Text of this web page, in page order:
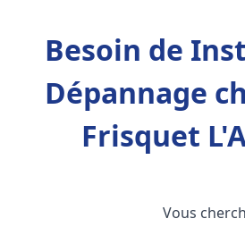
Besoin de
Dépannage
Frisquet
Vous